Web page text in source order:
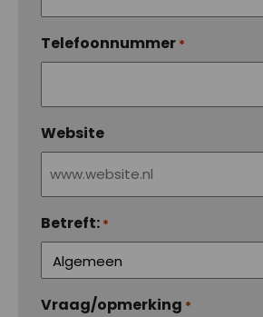
Telefoonnummer *
Website
Betreft: *
Vraag/opmerking *